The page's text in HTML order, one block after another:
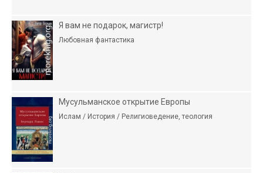
Я вам не подарок, магистр!
Любовная фантастика
Мусульманское открытие Европы
Ислам / История / Религиоведение, теология